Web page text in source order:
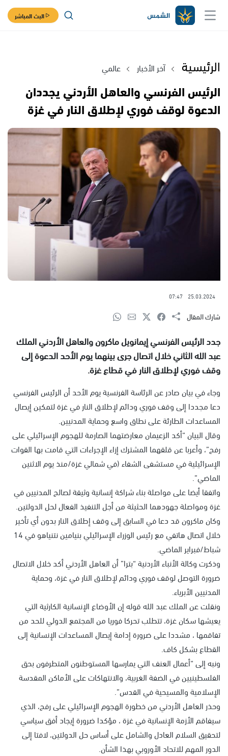
البث المباشر
الرئيسية آخر الأخبار عالمي
الرئيس الفرنسي والعاهل الأردني يجددان
الدعوة لوقف فوري لإطلاق النار في غزة
25.03.2024
07:47
شارك المقال
جدد الرئيس الفرنسي إيمانويل ماكرون والعاهل الأردني الملك
عبد الله الثاني خلال اتصال جرى بينهما يوم الأحد الدعوة إلى
وقف فوري لإطلاق النار في قطاع غزة.
وجاء في بيان صادر عن الرئاسة الفرنسية يوم الأحد أن الرئيس الفرنسي
دعا مجددا إلى وقف فوري ودائم لإطلاق النار في غزة لتمكين إيصال
المساعدات الطارئة على نطاق واسع وحماية المدنيين.
وقال البيان “أكد الزعيمان معارضتهما الصارمة للهجوم الإسرائيلي على
رفح”، وأعربا عن قلقهما المشترك إزاء الإجراءات التي قامت بها القوات
الإسرائيلية في مستشفى الشفاء (في شمالي غزة/منذ يوم الاثنين
الماضي”.
واتفقا أيضا على مواصلة بناء شراكة إنسانية وثيقة لصالح المدنيين في
غزة ومواصلة جهودهما الحثيثة من أجل التنفيذ الفعال لحل الدولتين.
وكان ماكرون قد دعا في السابق إلى وقف إطلاق النار بدون أي تأخير
خلال اتصال هاتفي مع رئيس الوزراء الإسرائيلي بنيامين نتنياهو في 14
شباط/فبراير الماضي.
وذكرت وكالة الأنباء الأردنية “بترا” أن العاهل الأردني أكد خلال الاتصال
ضرورة التوصل لوقف فوري ودائم لإطلاق النار في غزة، وحماية
المدنيين الأبرياء.
ونقلت عن الملك عبد الله قوله إن الأوضاع الإنسانية الكارثية التي
يعيشها سكان غزة، تتطلب تحركا فوريا من المجتمع الدولي للحد من
تفاقمها ، مشددا على ضرورة إدامة إيصال المساعدات الإنسانية إلى
القطاع بشكل كاف.
ونبه إلى “أعمال العنف التي يمارسها المستوطنون المتطرفون بحق
الفلسطينيين في الضفة الغربية، والانتهاكات على الأماكن المقدسة
الإسلامية والمسيحية في القدس”.
وحذر العاهل الأردني من خطورة الهجوم الإسرائيلي على رفح، الذي
سيفاقم الأزمة الإنسانية في غزة ، مؤكدا ضرورة إيجاد أفق سياسي
لتحقيق السلام العادل والشامل على أساس حل الدولتين، لافتا إلى
الدور المهم للاتحاد الأوروبي بهذا الشأن.